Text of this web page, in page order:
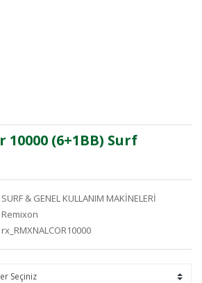
(6+1BB) Surf
SURF & GENEL KULLANIM MAKİNELERİ
Remixon
rx_RMXNALCOR10000